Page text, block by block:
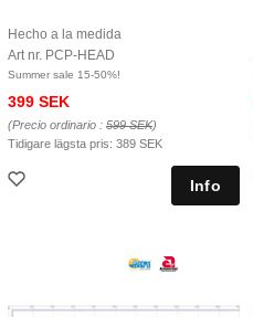
Hecho a la medida
Art nr. PCP-HEAD
Summer sale 15-50%!
399 SEK
(Precio ordinario : 599 SEK)
Tidigare lägsta pris: 389 SEK